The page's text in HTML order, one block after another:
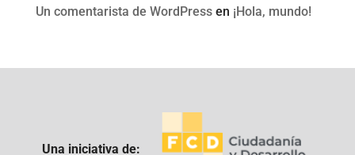
Un comentarista de WordPressen ¡Hola, mundo!
Una iniciativa de: